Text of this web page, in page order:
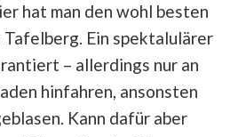
hat man den wohl besten
Ein spektalulärer
– allerdings nur an
hinfahren, ansonsten
Kann dafür aber